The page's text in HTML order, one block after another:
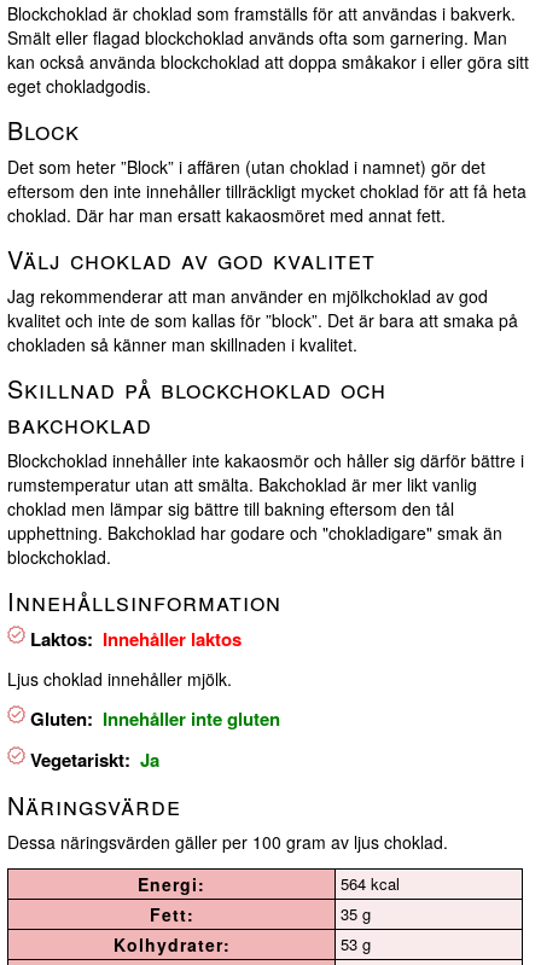
Blockchoklad är choklad som framställs för att användas i bakverk.
Smält eller flagad blockchoklad används ofta som garnering. Man
kan också använda blockchoklad att doppa småkakor i eller göra sitt
eget chokladgodis.
Block
Det som heter Block i affären (utan choklad i namnet) gör det
eftersom den inte innehåller tillräckligt mycket choklad för att få heta
choklad. Där har man ersatt kakaosmöret med annat fett.
Välj choklad av god kvalitet
Jag rekommenderar att man använder en mjölkchoklad av god
kvalitet och inte de som kallas för block . Det är bara att smaka på
chokladen så känner man skillnaden i kvalitet.
Skillnad på blockchoklad och
bakchoklad
Blockchoklad innehåller inte kakaosmör och håller sig därför bättre i
rumstemperatur utan att smälta. Bakchoklad är mer likt vanlig
choklad men lämpar sig bättre till bakning eftersom den tål
upphettning. Bakchoklad har godare och "chokladigare" smak än
blockchoklad.
Innehållsinformation
Laktos: Innehåller laktos
Ljus choklad innehåller mjölk.
Gluten: Innehåller inte gluten
Vegetariskt: Ja
Näringsvärde
Dessa näringsvärden gäller per 100 gram av ljus choklad.
Energi:
564 kcal
Fett: 35 g
Kolhydrater: 53 g